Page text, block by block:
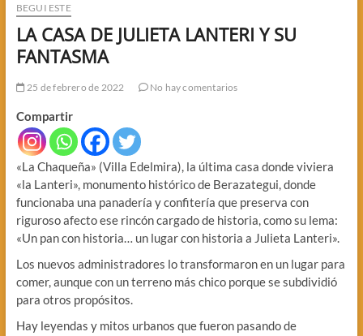
BEGUI ESTE
LA CASA DE JULIETA LANTERI Y SU
FANTASMA
25 de febrero de 2022 No hay comentarios
Compartir
«La Chaqueña» (Villa Edelmira), la última casa donde viviera
«la Lanteri», monumento histórico de Berazategui, donde
funcionaba una panadería y confitería que preserva con
riguroso afecto ese rincón cargado de historia, como su lema:
«Un pan con historia… un lugar con historia a Julieta Lanteri».
Los nuevos administradores lo transformaron en un lugar para
comer, aunque con un terreno más chico porque se subdividió
para otros propósitos.
Hay leyendas y mitos urbanos que fueron pasando de